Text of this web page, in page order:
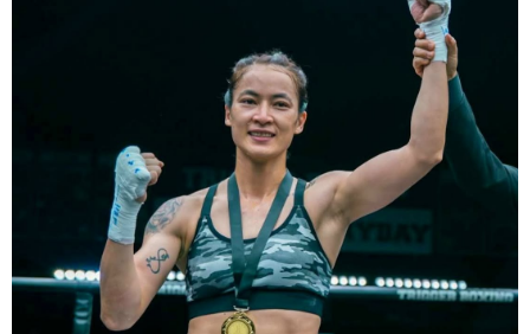
Dù chỉ thi đấu một trận trong năm 2025, nhưng đó lại là một trong
những màn trình diễn ấn tượng nhất trong sự nghiệp lẫy lừng với
thành tích 25 thắng - 1 thua (6 KO) của Taylor. Cô đã đánh bại đối
thủ lâu năm Amanda Serrano bằng chiến thắng tính điểm đồng
thuận trong trận thứ ba — và có thể là cuối cùng — của cặp đấu này
tại Madison Square Garden vào tháng 7.
Chiến thắng này nối tiếp hai trận thắng gây nhiều tranh cãi trước
Serrano vào các năm 2022 và 2024. Tuy nhiên lần này, không còn
bất kỳ nghi ngờ nào khi Taylor hoàn toàn vượt trội trong suốt 10
Sẽ còn thêm nhiều thông tin sắp được cập nhật